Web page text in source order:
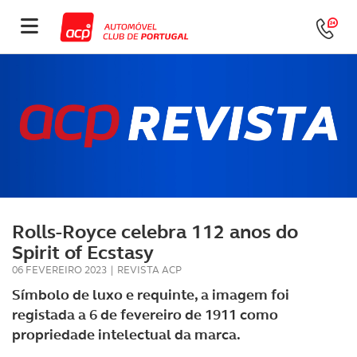
Rolls-Royce celebra 112 anos do
Spirit of Ecstasy
06 FEVEREIRO 2023 | REVISTA ACP
Símbolo de luxo e requinte, a imagem foi
registada a 6 de fevereiro de 1911 como
propriedade intelectual da marca.